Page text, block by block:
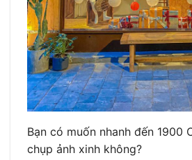
Bạn có muốn nhanh đến 1900
chụp ảnh xinh không?